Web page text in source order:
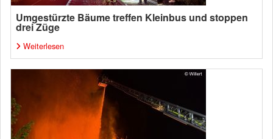
Umgestürzte Bäume treffen Kleinbus und stoppen
drei Züge
Weiterlesen